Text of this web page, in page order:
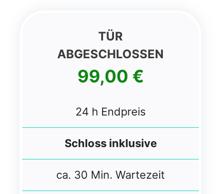
TÜR
ABGESCHLOSSEN
99,00 €
24 h Endpreis
Schloss inklusive
ca. 30 Min. Wartezeit